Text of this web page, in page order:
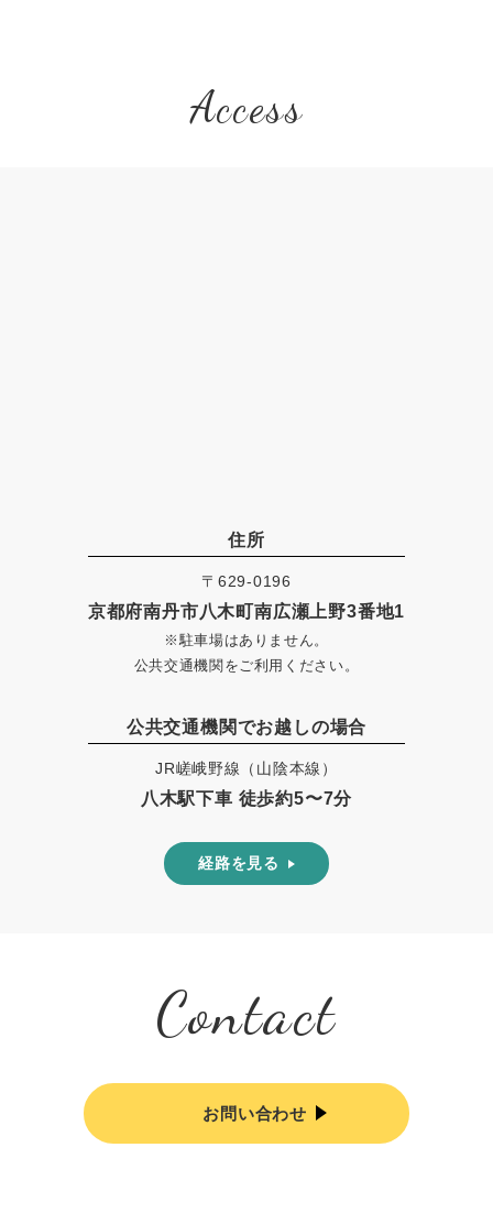
Access
住所
〒629-0196
京都府南丹市八木町南広瀬上野3番地1
※駐車場はありません。
公共交通機関をご利用ください。
公共交通機関でお越しの場合
JR嵯峨野線（山陰本線）
八木駅下車 徒歩約5〜7分
経路を見る
Contact
お問い合わせ